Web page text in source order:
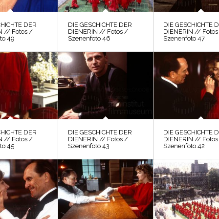
DER
// Fotos /
49
DIE GESCHICHTE DER
DIENERIN // Fotos /
Szenenfoto 46
DIE GESCHICHTE
DIENERIN //
Szenenfoto 47
DER
// Fotos /
45
DIE GESCHICHTE DER
DIENERIN // Fotos /
Szenenfoto 43
DIE GESCHICHTE
DIENERIN //
Szenenfoto 42